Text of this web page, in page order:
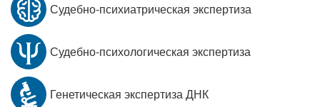
Судебно-психиатрическая экспертиза
Судебно-психологическая экспертиза
Генетическая экспертиза ДНК